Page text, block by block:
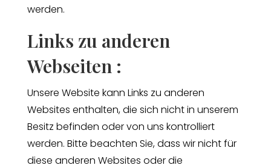
werden.
Links zu anderen
Webseiten :
Unsere Website kann Links zu anderen
Websites enthalten, die sich nicht in unserem
Besitz befinden oder von uns kontrolliert
werden. Bitte beachten Sie, dass wir nicht für
diese anderen Websites oder die